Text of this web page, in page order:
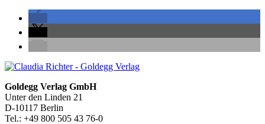
Seitenleiste
Footer-
Section
Goldegg Verlag GmbH
Unter den Linden 21
D-10117 Berlin
Tel.: +49 800 505 43 76-0